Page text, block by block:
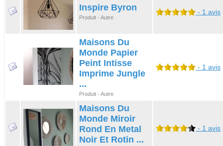
Inspire Byron
Produit - Autre
- 1 avis
Maisons Du
Monde Papier
Peint Intisse
Imprime Jungle
...
Produit - Autre
- 1 avis
Maisons Du
Monde Miroir
Rond En Metal
Noir Et Rotin ...
- 1 avis